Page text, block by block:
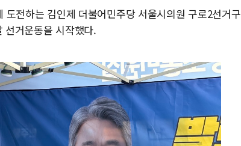
전하는 김인제 더불어민주당 서울시의원 구로2선거구
선거운동을 시작했다.